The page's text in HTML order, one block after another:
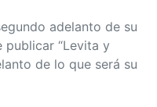
adelanto de su
publicar “Levita y
de lo que será su